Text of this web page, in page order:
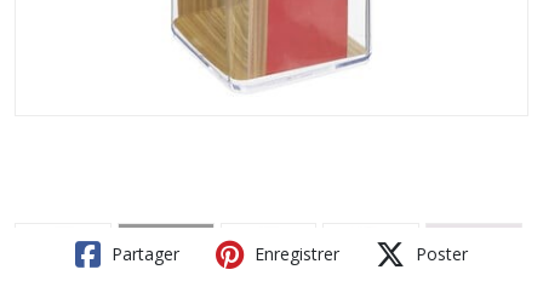
Partager Enregistrer Poster